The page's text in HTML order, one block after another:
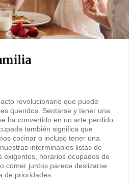
revolucionario que puede
queridos. Sentarse y tener una
ha convertido en un arte perdido.
también significa que
cocinar o incluso tener una
interminables listas de
exigentes, horarios ocupados de
comer juntos parece deslizarse
de prioridades.